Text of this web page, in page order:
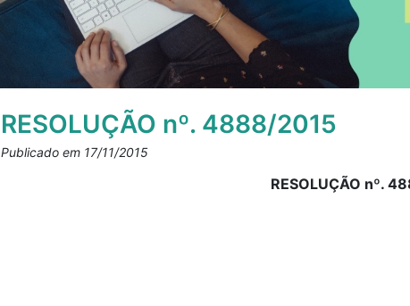
RESOLUÇÃO nº. 4888/2015
Publicado em 17/11/2015
RESOLUÇÃO nº.